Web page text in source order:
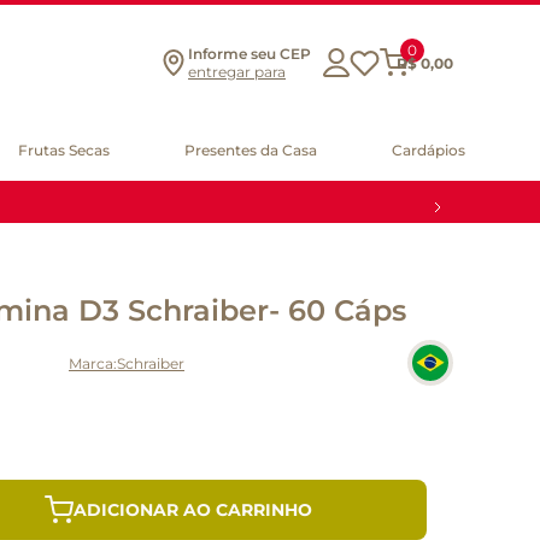
Informe seu CEP
entregar para
0
R$ 0,00
Frutas Secas Presentes da Casa Cardápios
D3 Schraiber- 60 Cáps
Schraiber
ADICIONAR AO CARRINHO